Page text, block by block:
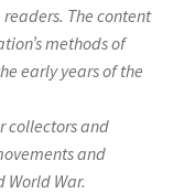
The content
methods of
early years of the
collectors and
and
War.